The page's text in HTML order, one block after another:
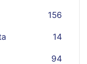
156
14
94